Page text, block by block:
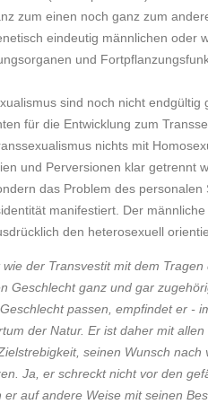
zum einen noch ganz zum
eindeutig männlichen oder
und
sind noch nicht endgültig
für die Entwicklung zum
nichts mit
und Perversionen klar getrennt
das Problem des
manifestiert. Der
den heterosexuell
der Transvestit mit dem
Geschlecht ganz und gar
passen, empfindet er -
der Natur. Er ist daher mit
seinen Wunsch nach
Ja, er schreckt nicht vor den
auf andere Weise mit seinen